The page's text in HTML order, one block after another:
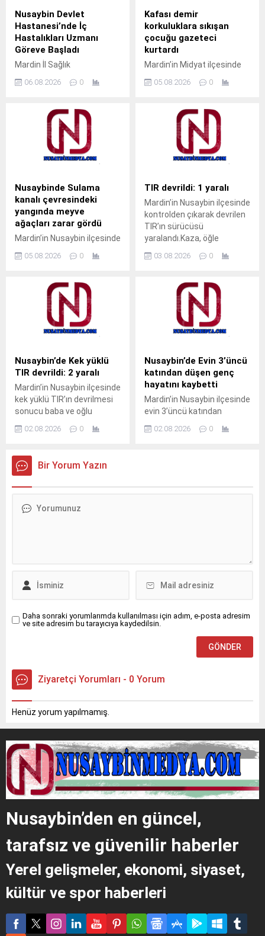
Nusaybin Devlet
Hastanesi’nde İç
Hastalıkları Uzmanı
Göreve Başladı
Mardin İl Sağlık
Devlet Hastanesi’nde İç
Ali Yiğit hasta kabulüne
başladı. Muayene olmak
isteyen vatandaşlar, ALO
182 çağrı merkezi veya
MHRS (Merkezi Hekim
üzerinden randevu alarak
muayene olabilecek. Tap
Simulator Codes
06.08.2026 0
Kafası demir
korkuluklara sıkışan
çocuğu gazeteci
kurtardı
Mardin’in Midyat ilçesinde
korkulukları arasına kafası
Ahmet Akkuş’un
müdahalesiyle kurtarıldı.
Olay, akşam saatlerinde
Cumhuriyet Mahallesi’nde
meydana geldi.Akrabalarını
çocuk, pencerenin demir
korkulukları arasına kafasını
sokunca sıkışarak mahsur
kaldı. Çocuğun ağlama
sesini duyan yakınları
yardıma koştu. Durumu fark
eden aile üyeleri, aynı evde...
05.08.2026 0
Nusaybinde Sulama
kanalı çevresindeki
yangında meyve
ağaçları zarar gördü
Mardin’in Nusaybin ilçesinde
çıkan kuru ot yangınında
gördü. Yangın, sabah
saatlerinde Nusaybin
ilçesine bağlı kırsal
Bahçebaşı Mahallesi’nde
sulama kanalı çevresinde
nedenle başlayan kuru ot
yangını, rüzgarın etkisiyle
çevredeki meyve ağaçlarına
sıçradı. İhbar üzerine
bölgeye sevk edilen itfaiye
ekipleri, yangını çevreye
yayılmadan...
05.08.2026 0
TIR devrildi: 1 yaralı
Mardin’in Nusaybin ilçesinde
kontrolden çıkarak devrilen
TIR’ın sürücüsü
yaralandı.Kaza, öğle
ilçesine bağlı kırsal Girmeli
uluslararası İpekyolu’nda
meydana
geldi.Sürücüsünün kimliği
ve taşıdığı yük henüz
öğrenilemeyen 33 BED 762
Cizre istikametine seyir
halindeyken kontrolden
çıkarak orta refüjdeki demir
bariyerlere çarpıp
devrildi.Kazada araç içinde
mahsur kalan...
03.08.2026 0
Nusaybin’de Kek yüklü
TIR devrildi: 2 yaralı
Mardin’in Nusaybin ilçesinde
kek yüklü TIR’ın devrilmesi
sonucu baba ve oğlu
saatlerinde Nusaybin
Mahallesi mevkisindeki
uluslararası İpekyolu’nda
plakalı kek yüklü TIR,
çarparak devrildi. Kazada...
02.08.2026 0
Nusaybin’de Evin 3’üncü
katından düşen genç
hayatını kaybetti
Mardin’in Nusaybin ilçesinde
evin 3’üncü katından
yaşındaki genç yaşamını
üzerine olay...
02.08.2026 0
Bir Yorum Yazın
Daha sonraki yorumlarımda kullanılması için adım, e-posta adresim
ve site adresim bu tarayıcıya kaydedilsin.
Ziyaretçi Yorumları - 0 Yorum
Henüz yorum yapılmamış.
Nusaybin’den en güncel,
tarafsız ve güvenilir haberler
Yerel gelişmeler, ekonomi, siyaset,
kültür ve spor haberleri